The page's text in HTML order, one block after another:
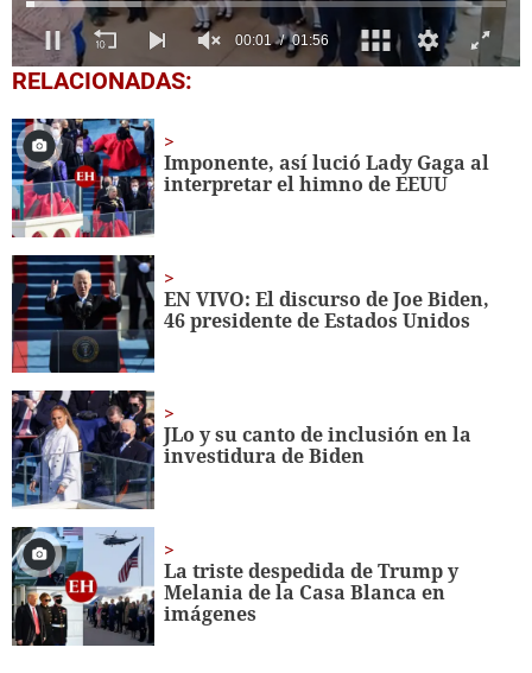
0
of
minute,
56
seconds
RELACIONADAS:
Imponente, así lució Lady Gaga al
interpretar el himno de EEUU
EN VIVO: El discurso de Joe Biden,
46 presidente de Estados Unidos
JLo y su canto de inclusión en la
investidura de Biden
La triste despedida de Trump y
Melania de la Casa Blanca en
imágenes